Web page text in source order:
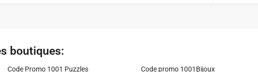
boutiques:
Code Promo 1001 Puzzles
Code promo 1001Bijoux